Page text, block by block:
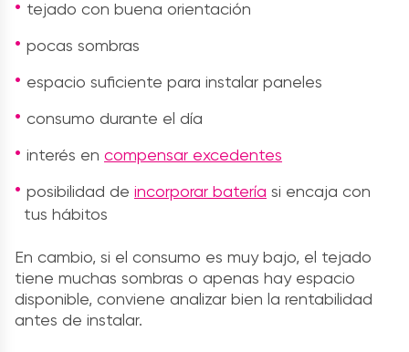
tejado con buena orientación
pocas sombras
espacio suficiente para instalar paneles
consumo durante el día
interés en compensar excedentes
posibilidad de incorporar batería si encaja con
tus hábitos
En cambio, si el consumo es muy bajo, el tejado
tiene muchas sombras o apenas hay espacio
disponible, conviene analizar bien la rentabilidad
antes de instalar.